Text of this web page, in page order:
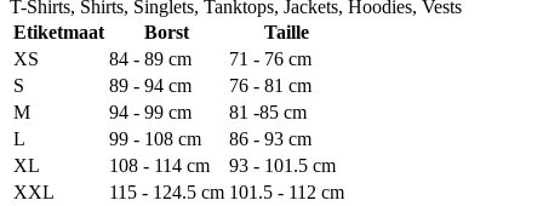
T-Shirts, Shirts, Singlets, Tanktops, Jackets, Hoodies, Vests
Etiketmaat
Borst
Taille
XS
84 - 89 cm
71 - 76 cm
S
89 - 94 cm
76 - 81 cm
M
94 - 99 cm
81 -85 cm
L
99 - 108 cm
86 - 93 cm
XL
108 - 114 cm
93 - 101.5 cm
XXL
115 - 124.5 cm 101.5 - 112 cm